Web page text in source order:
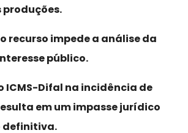
produções.
recurso impede a análise da
público.
ICMS-Difal na incidência de
em um impasse jurídico
definitiva.